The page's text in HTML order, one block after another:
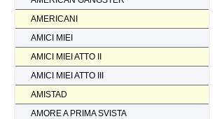
AMERICANI
AMICI MIEI
AMICI MIEI ATTO II
AMICI MIEI ATTO III
AMISTAD
AMORE A PRIMA SVISTA